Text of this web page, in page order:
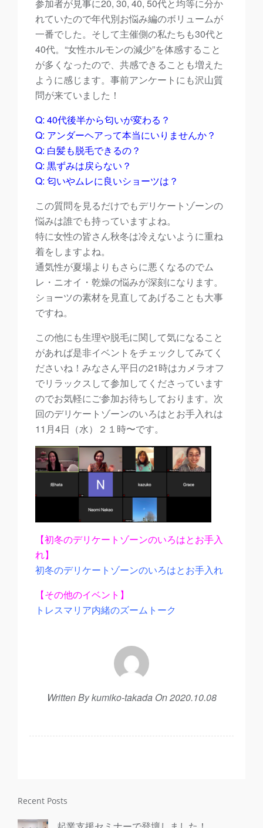
参加者が見事に20, 30, 40, 50代と均等に分か
れていたので年代別お悩み編のボリュームが
一番でした。そして主催側の私たちも30代と
40代。“女性ホルモンの減少”を体感すること
が多くなったので、共感できることも増えた
ように感じます。事前アンケートにも沢山質
問が来ていました！
Q: 40代後半から匂いが変わる？
Q: アンダーヘアって本当にいりませんか？
Q: 白髪も脱毛できるの？
Q: 黒ずみは戻らない？
Q: 匂いやムレに良いショーツは？
この質問を見るだけでもデリケートゾーンの
悩みは誰でも持っていますよね。
特に女性の皆さん秋冬は冷えないように重ね
着をしますよね。
通気性が夏場よりもさらに悪くなるのでム
レ・ニオイ・乾燥の悩みが深刻になります。
ショーツの素材を見直してあげることも大事
ですね。
この他にも生理や脱毛に関して気になること
があれば是非イベントをチェックしてみてく
ださいね！みなさん平日の21時はカメラオフ
でリラックスして参加してくださっています
のでお気軽にご参加お待ちしております。次
回のデリケートゾーンのいろはとお手入れは
11月4日（水）２１時〜です。
【初冬のデリケートゾーンのいろはとお手入
れ】
初冬のデリケートゾーンのいろはとお手入れ
【その他のイベント】
トレスマリア内緒のズームトーク
Written By kumiko-takada On 2020.10.08
Recent Posts